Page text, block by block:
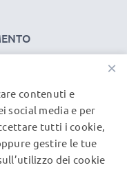
al netto dei costi di
×
contenuti e
social media e per
tutti i cookie,
gestire le tue
dei cookie